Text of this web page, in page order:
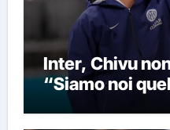
Inter, Chivu
“Siamo noi